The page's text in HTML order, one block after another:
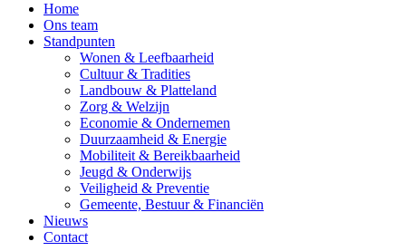
Home
Ons team
Standpunten
Wonen & Leefbaarheid
Cultuur & Tradities
Landbouw & Platteland
Zorg & Welzijn
Economie & Ondernemen
Duurzaamheid & Energie
Mobiliteit & Bereikbaarheid
Jeugd & Onderwijs
Veiligheid & Preventie
Gemeente, Bestuur & Financiën
Nieuws
Contact